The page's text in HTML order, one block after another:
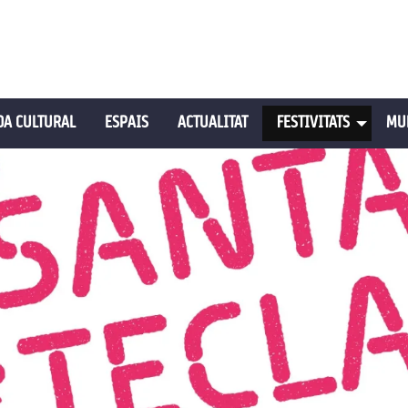
CULTURAL ESPAIS ACTUALITAT FESTIVITATS
per controlar-lo.